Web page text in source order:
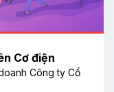
Cơ điện
Công ty Cổ